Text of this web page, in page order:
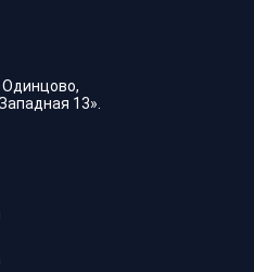
Одинцово,
13».